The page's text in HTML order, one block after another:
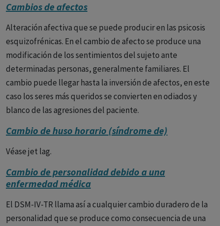
Cambios de afectos
Alteración afectiva que se puede producir en las psicosis
esquizofrénicas. En el cambio de afecto se produce una
modificación de los sentimientos del sujeto ante
determinadas personas, generalmente familiares. El
cambio puede llegar hasta la inversión de afectos, en este
caso los seres más queridos se convierten en odiados y
blanco de las agresiones del paciente.
Cambio de huso horario (síndrome de)
Véase jet lag.
Cambio de personalidad debido a una
enfermedad médica
El DSM-IV-TR llama así a cualquier cambio duradero de la
personalidad que se produce como consecuencia de una